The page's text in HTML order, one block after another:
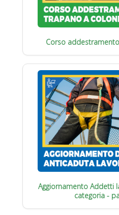
Corso
Aggiornamento Addetti
categoria -